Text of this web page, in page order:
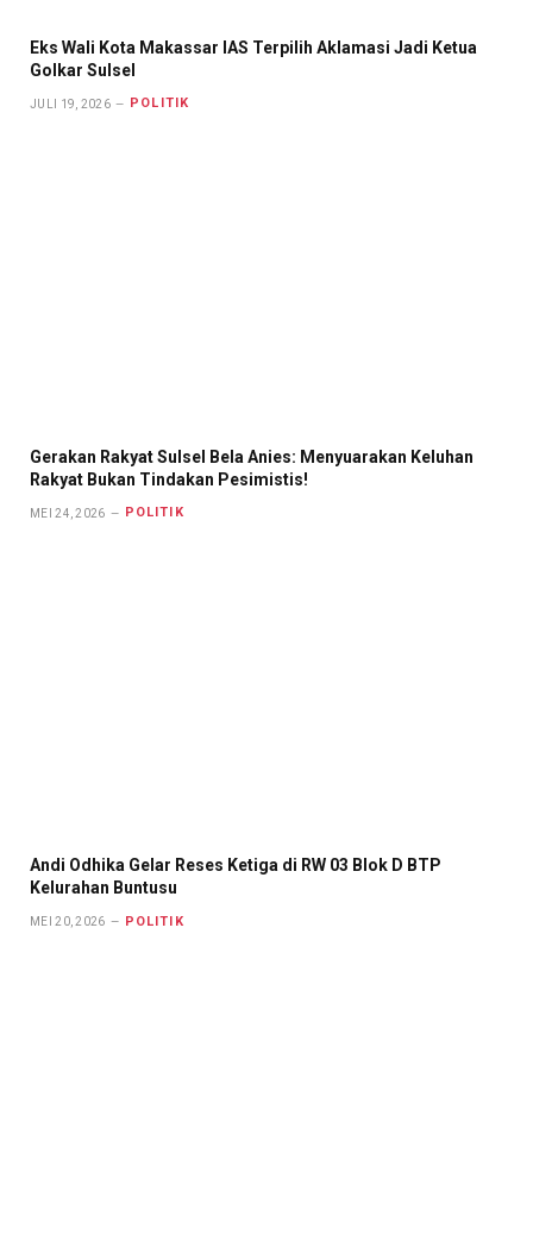
Eks Wali Kota Makassar IAS Terpilih Aklamasi Jadi Ketua
Golkar Sulsel
JULI 19, 2026 POLITIK
Gerakan Rakyat Sulsel Bela Anies: Menyuarakan Keluhan
Rakyat Bukan Tindakan Pesimistis!
MEI 24, 2026 POLITIK
Andi Odhika Gelar Reses Ketiga di RW 03 Blok D BTP
Kelurahan Buntusu
MEI 20, 2026 POLITIK